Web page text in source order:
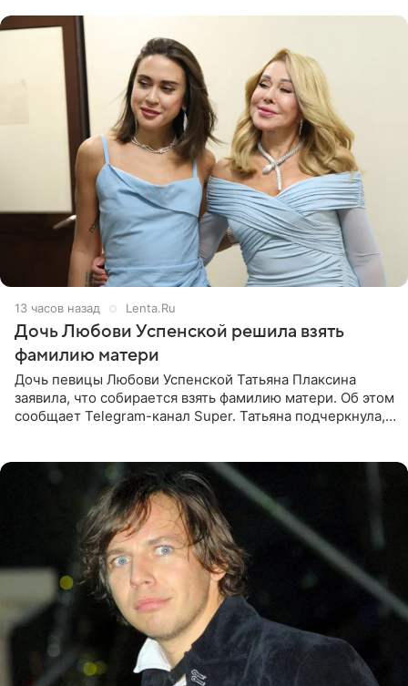
13 часов назад Lenta.Ru
Дочь Любови Успенской решила взять
фамилию матери
Дочь певицы Любови Успенской Татьяна Плаксина
заявила, что собирается взять фамилию матери. Об этом
сообщает Telegram-канал Super. Татьяна подчеркнула,